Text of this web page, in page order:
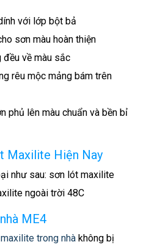
với lớp bột bả
sơn màu hoàn thiện
đều về màu sắc
rêu mộc mảng bám trên
phủ lên màu chuẩn và bền bỉ
Maxilite Hiện Nay
như sau: sơn lót maxilite
ngoài trời 48C
ME4
trong nhà không bị